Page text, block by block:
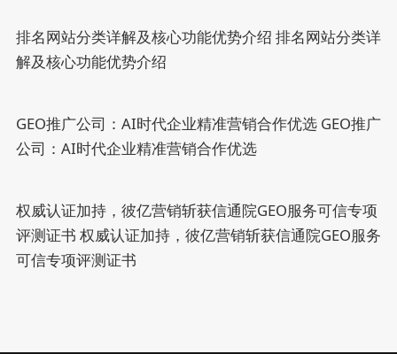
排名网站分类详解及核心功能优势介绍 排名网站分类详
解及核心功能优势介绍
GEO推广公司：AI时代企业精准营销合作优选 GEO推广
公司：AI时代企业精准营销合作优选
权威认证加持，彼亿营销斩获信通院GEO服务可信专项
评测证书 权威认证加持，彼亿营销斩获信通院GEO服务
可信专项评测证书